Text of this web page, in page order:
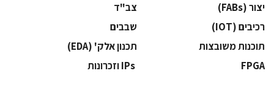
‫יצור (‪(FABs‬‬
‫צב"ד‬
‫רכיבים‬ (IOT)
‫שבבים‬
‫תוכנות משובצות‬
‫תכנון אלק' (‪(EDA‬‬
‫‪FPGA‬‬